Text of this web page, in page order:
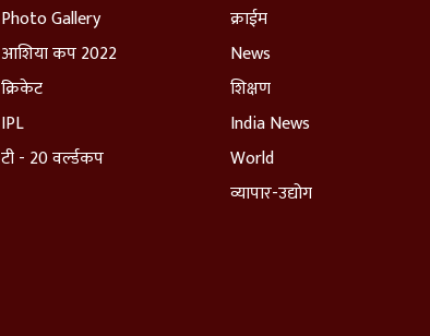
Photo Gallery
आशिया कप 2022
क्रिकेट
IPL
टी - 20 वर्ल्डकप
क्राईम
News
शिक्षण
India News
World
व्यापार-उद्योग